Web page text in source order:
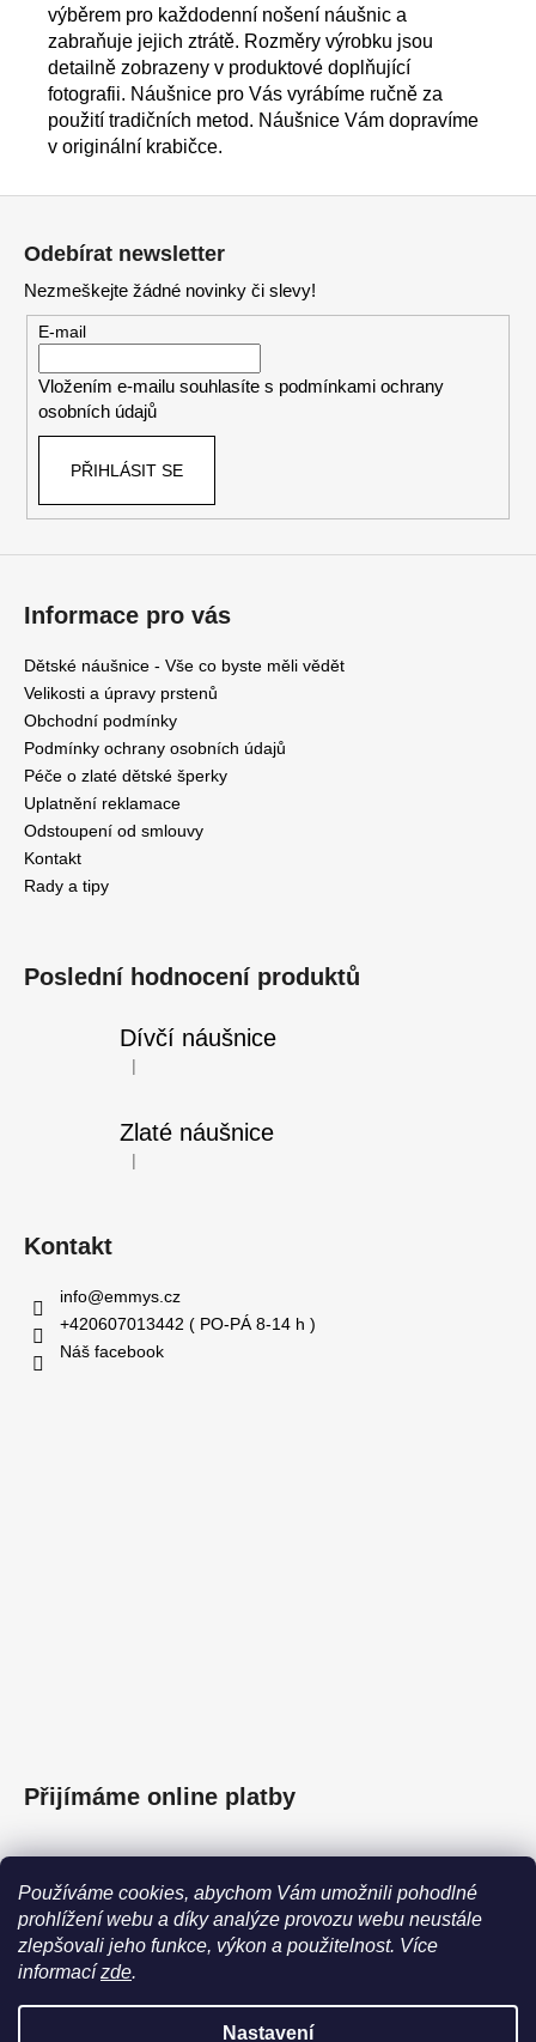
Používáme cookies, abychom Vám umožnili pohodlné
prohlížení webu a díky analýze provozu webu neustále
zlepšovali jeho funkce, výkon a použitelnost. Více
informacízde.
Nastavení
výběrem pro každodenní nošení náušnic a
zabraňuje jejich ztrátě. Rozměry výrobku jsou
detailně zobrazeny v produktové doplňující
fotografii. Náušnice pro Vás vyrábíme ručně za
použití tradičních metod. Náušnice Vám dopravíme
v originální krabičce.
Odebírat newsletter
Nezmeškejte žádné novinky či slevy!
E-mail
Vložením e-mailu souhlasíte s podmínkami ochrany
osobních údajů
PŘIHLÁSIT SE
Informace pro vás
Dětské náušnice - Vše co byste měli vědět
Velikosti a úpravy prstenů
Obchodní podmínky
Podmínky ochrany osobních údajů
Péče o zlaté dětské šperky
Uplatnění reklamace
Odstoupení od smlouvy
Kontakt
Rady a tipy
Poslední hodnocení produktů
Dívčí náušnice
Hodnocení produktu je 5 z 5 hvězdiček.
|
Zlaté náušnice
Hodnocení produktu je 5 z 5 hvězdiček.
|
Kontakt
info@emmys.cz
+420607013442 ( PO-PÁ 8-14 h )
Náš facebook
Přijímáme online platby
Facebook